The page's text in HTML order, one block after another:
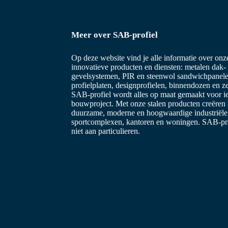
Meer over SAB-profiel
Op deze website vind je alle informatie over
innovatieve producten en diensten: metalen dak-
gevelsystemen, PIR en steenwol
profielplaten, designprofielen, binnendozen en
SAB-profiel wordt alles op maat gemaakt voor
bouwproject. Met onze stalen producten creëren
duurzame, moderne en hoogwaardige
sportcomplexen, kantoren en woningen. SAB-
niet aan particulieren.